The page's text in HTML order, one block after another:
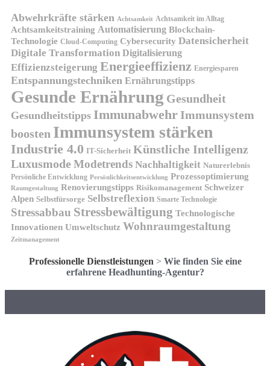
Abwehrkräfte stärken Achtsamkeit Achtsamkeit im Alltag
Achtsamkeitstraining Automatisierung Blockchain-
Technologie Cloud-Computing Cybersecurity Datensicherheit
Digitale Transformation Digitalisierung
Effizienzsteigerung Energieeffizienz Energiesparen
Entspannungstechniken Ernährungstipps
Gesunde Ernährung Gesundheit
Gesundheitstipps Immunabwehr Immunsystem
boosten Immunsystem stärken
Industrie 4.0 IT-Sicherheit Künstliche Intelligenz
LuxusmodeModetrends Nachhaltigkeit Naturerlebnis
Persönliche Entwicklung Persönlichkeitsentwicklung Prozessoptimierung
Raumgestaltung Renovierungstipps Risikomanagement Schweizer
Alpen Selbstfürsorge Selbstreflexion Smarte Technologie
Stressabbau Stressbewältigung Technologische
Innovationen Umweltschutz Wohnraumgestaltung
Zeitmanagement
Professionelle Dienstleistungen > Wie finden Sie eine
erfahrene Headhunting-Agentur?